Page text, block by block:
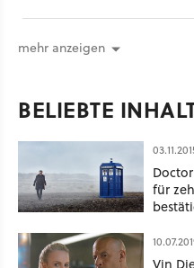
mehr anzeigen
BELIEBTE
für
Vin